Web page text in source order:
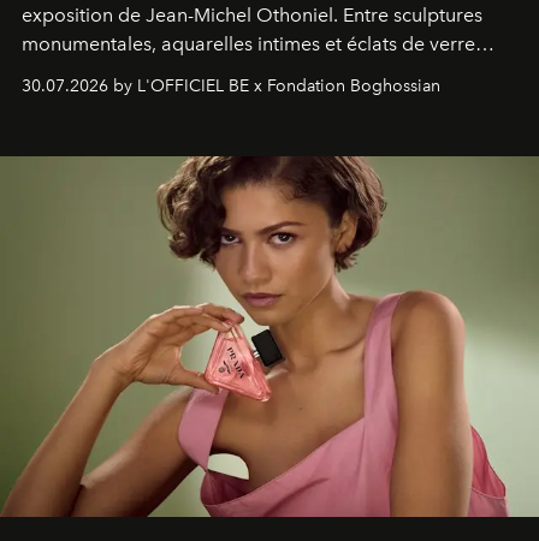
exposition de Jean-Michel Othoniel. Entre sculptures
monumentales, aquarelles intimes et éclats de verre
soufflé, l’artiste français compose un itinéraire
émotionnel où chaque œuvre devient le souvenir
émerveillement.
30.07.2026 by L'OFFICIEL BE x Fondation Boghossian